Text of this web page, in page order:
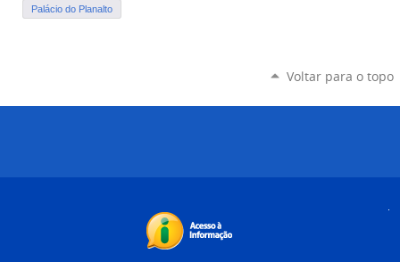
Palácio do Planalto
Voltar para o topo